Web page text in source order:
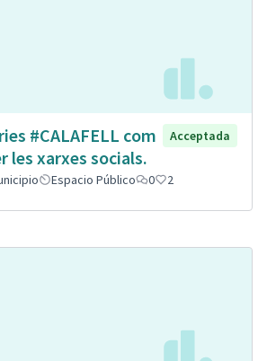
#CALAFELL com
les xarxes socials.
Acceptada
Espacio Público 0 2